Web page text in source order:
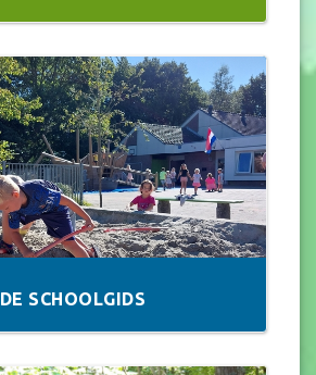
DE SCHOOLGIDS